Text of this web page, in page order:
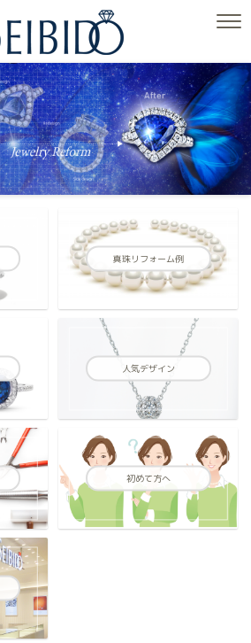
真珠リフォーム例
人気デザイン
初めて方へ